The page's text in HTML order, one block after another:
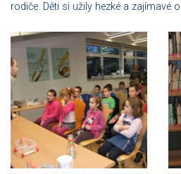
rodiče. Děti si užily hezké a zajímavé